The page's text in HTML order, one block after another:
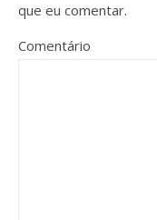
que eu comentar.
Comentário